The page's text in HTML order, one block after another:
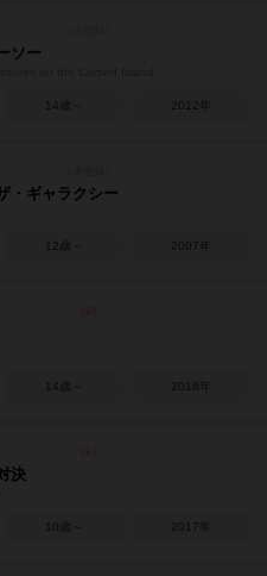
ソー
14歳～ 2012年
・ギャラクシー
12歳～ 2007年
14歳～ 2018年
決
10歳～ 2017年